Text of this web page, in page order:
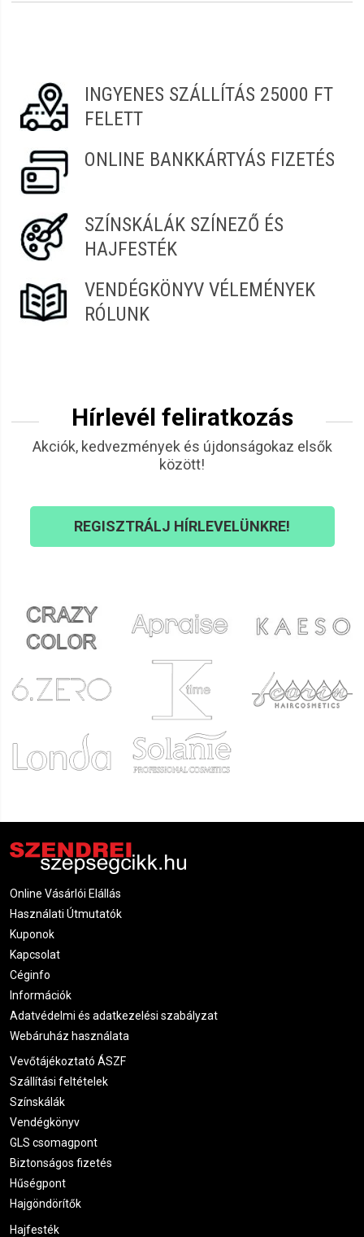
Eszter 2021.10.17. 09:05
INGYENES SZÁLLÍTÁS 25000 FT
FELETT
ONLINE BANKKÁRTYÁS FIZETÉS
SZÍNSKÁLÁK SZÍNEZŐ ÉS
HAJFESTÉK
VENDÉGKÖNYV VÉLEMÉNYEK
RÓLUNK
Hírlevél feliratkozás
Akciók, kedvezmények és újdonságokaz elsők
között!
REGISZTRÁLJ HÍRLEVELÜNKRE!
Online Vásárlói Elállás
Használati Útmutatók
Kuponok
Kapcsolat
Céginfo
Információk
Adatvédelmi és adatkezelési szabályzat
Webáruház használata
Vevőtájékoztató ÁSZF
Szállítási feltételek
Színskálák
Vendégkönyv
GLS csomagpont
Biztonságos fizetés
Hűségpont
Hajgöndörítők
Hajfesték